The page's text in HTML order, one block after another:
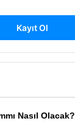
Kayıt Ol
Nasıl Olacak?